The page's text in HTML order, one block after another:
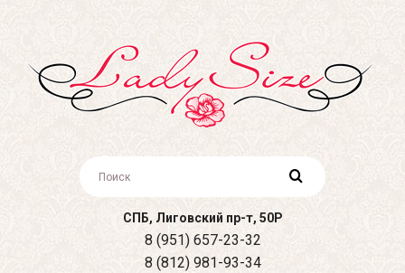
СПБ, Лиговский пр-т, 50Р
8 (951) 657-23-32
8 (812) 981-93-34